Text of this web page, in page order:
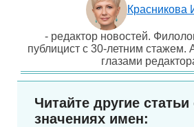
Красникова
- редактор новостей.
публицист с 30-летним стажем.
глазами
Читайте другие статьи
значениях имен: